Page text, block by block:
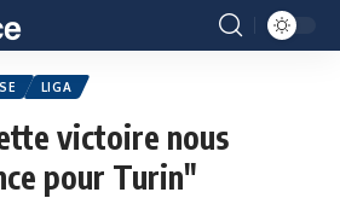
LIGA
victoire nous
pour Turin"